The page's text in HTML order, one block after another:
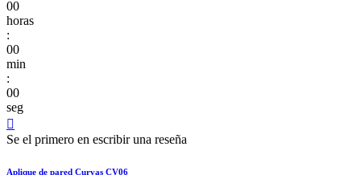
00
horas
:
00
min
:
00
seg

Se el primero en escribir una reseña
Aplique de pared Curvas CV06